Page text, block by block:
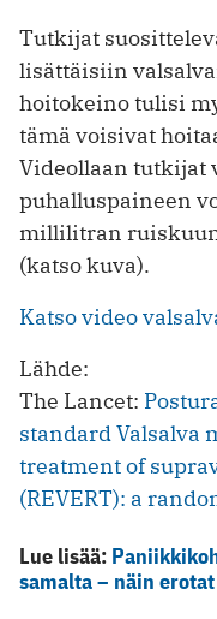
Tutkijat
lisättäisiin
hoitokeino tulisi
tämä voisivat
Videollaan tutkijat
puhalluspaineen
millilitran
(katso kuva).
Katso video
Lähde:
The Lancet:
standard Valsalva
treatment of
(REVERT): a
Lue lisää:
samalta – näin